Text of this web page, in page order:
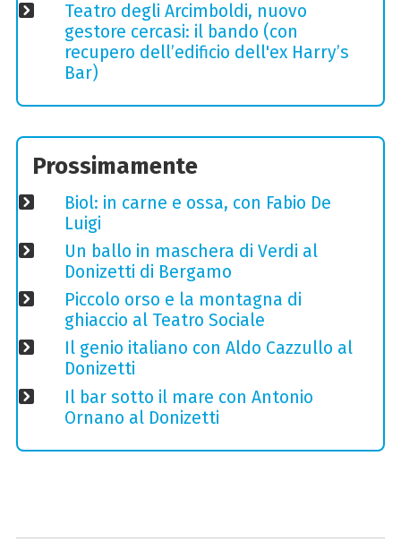
Teatro degli Arcimboldi, nuovo
gestore cercasi: il bando (con
recupero dell’edificio dell'ex Harry’s
Bar)
Prossimamente
Biol: in carne e ossa, con Fabio De
Luigi
Un ballo in maschera di Verdi al
Donizetti di Bergamo
Piccolo orso e la montagna di
ghiaccio al Teatro Sociale
Il genio italiano con Aldo Cazzullo al
Donizetti
Il bar sotto il mare con Antonio
Ornano al Donizetti